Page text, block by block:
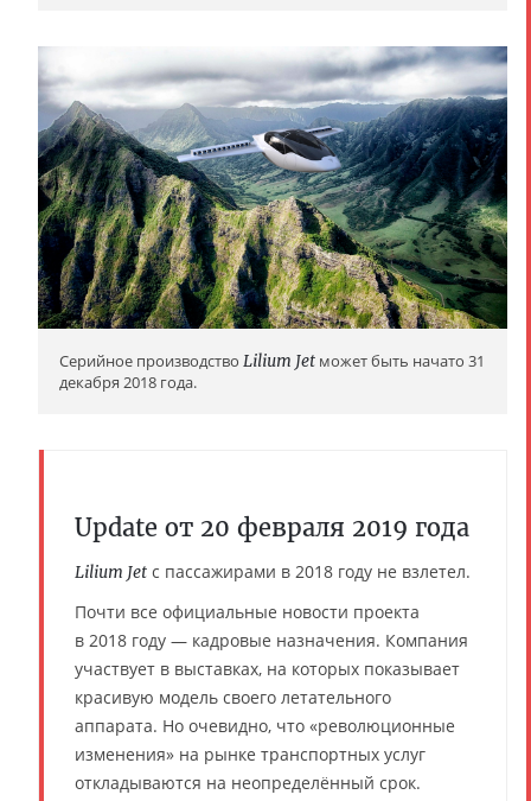
Серийное производство Lilium Jet может быть начато 31
декабря 2018 года.
Update от 20 февраля 2019 года
Lilium Jet с пассажирами в 2018 году не взлетел.
Почти все официальные новости проекта
в 2018 году — кадровые назначения. Компания
участвует в выставках, на которых показывает
красивую модель своего летательного
аппарата. Но очевидно, что «революционные
изменения» на рынке транспортных услуг
откладываются на неопределённый срок.